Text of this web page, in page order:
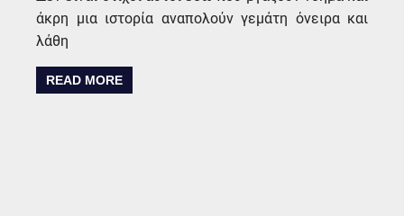
άκρη μια ιστορία αναπολούν γεμάτη όνειρα και
λάθη
READ MORE